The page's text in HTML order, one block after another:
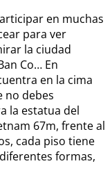
en muchas
para ver
la ciudad
Co… En
en la cima
no debes
la estatua del
67m, frente al
cada piso tiene
formas,